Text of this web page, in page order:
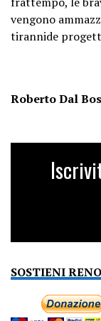
vengono
tirannide
Roberto Dal
SOSTIENI